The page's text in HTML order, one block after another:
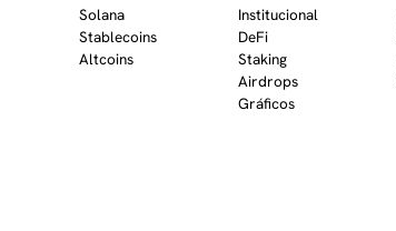
Solana
Stablecoins
Altcoins
Institucional
DeFi
Staking
Airdrops
Gráficos